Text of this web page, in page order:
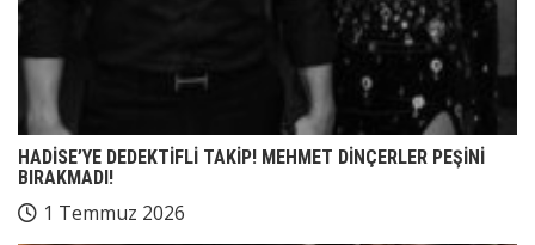
HADİSE’YE DEDEKTİFLİ TAKİP! MEHMET DİNÇERLER PEŞİNİ
BIRAKMADI!
1 Temmuz 2026